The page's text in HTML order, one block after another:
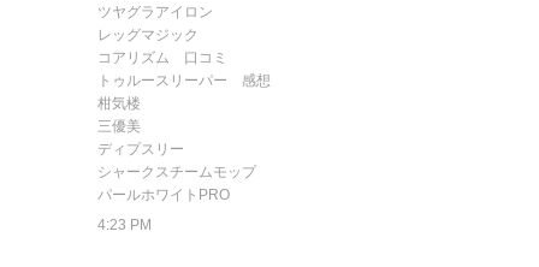
ツヤグラアイロン
レッグマジック
コアリズム 口コミ
トゥルースリーパー 感想
柑気楼
三優美
ディプスリー
シャークスチームモップ
パールホワイトPRO
4:23 PM